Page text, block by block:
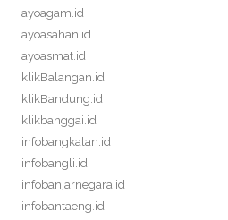
ayoagam.id
ayoasahan.id
ayoasmat.id
klikBalangan.id
klikBandung.id
klikbanggai.id
infobangkalan.id
infobangli.id
infobanjarnegara.id
infobantaeng.id